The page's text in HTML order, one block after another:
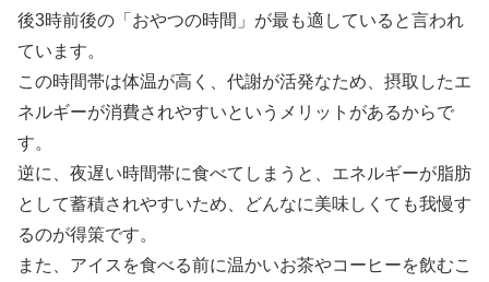
後3時前後の「おやつの時間」が最も適していると言われ
ています。
この時間帯は体温が高く、代謝が活発なため、摂取したエ
ネルギーが消費されやすいというメリットがあるからで
す。
逆に、夜遅い時間帯に食べてしまうと、エネルギーが脂肪
として蓄積されやすいため、どんなに美味しくても我慢す
るのが得策です。
また、アイスを食べる前に温かいお茶やコーヒーを飲むこ